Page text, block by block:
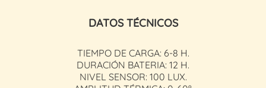
DATOS TÉCNICOS
TIEMPO DE CARGA: 6-8 H.
DURACIÓN BATERIA: 12 H.
NIVEL SENSOR: 100 LUX.